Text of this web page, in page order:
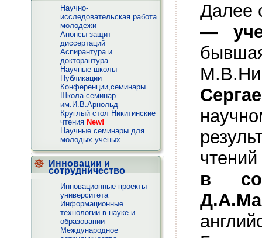
Научно-
исследовательская работа
молодежи
Анонсы защит
диссертаций
Аспирантура и
докторантура
Научные школы
Публикации
Конференции,семинары
Школа-семинар
им.И.В.Арнольд
Круглый стол Никитинские
чтения New!
Научные семинары для
молодых ученых
Инновации и
сотрудничество
Инновационные проекты
университета
Информационные
технологии в науке и
образовании
Международное
Далее
—
в